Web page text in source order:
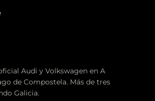
Audi y Volkswagen en A
de Compostela. Más de tres
Galicia.